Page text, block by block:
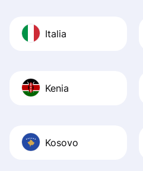
Italia
Kenia
Kosovo